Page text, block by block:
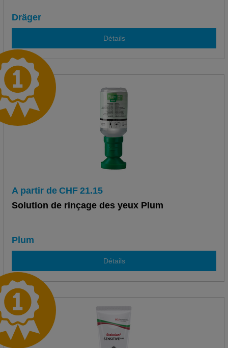
Dräger
Détails
A partir de CHF 21.15
Solution de rinçage des yeux Plum
Plum
Détails